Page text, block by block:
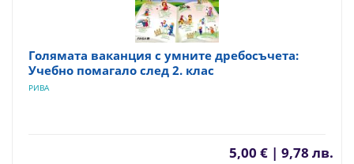
Голямата ваканция с умните дребосъчета:
Учебно помагало след 2. клас
РИВА
5,00 € | 9,78 лв.